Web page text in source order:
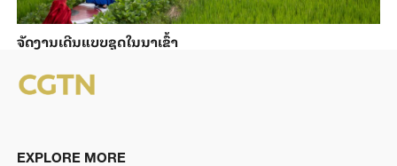
ຈັດງານເດີນແບບຊຸດໃນນາເຂົ້າ
EXPLORE MORE